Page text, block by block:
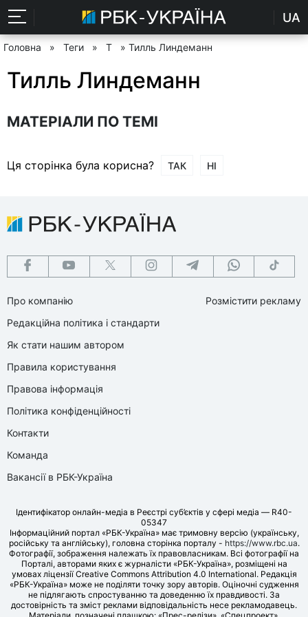
UA
Головна » Теги » Т » Тилль Линдеманн
Тилль Линдеманн
МАТЕРІАЛИ ПО ТЕМІ
Ця сторінка була корисна? ТАК НІ
Про компанію
Редакційна політика і стандарти
Як стати нашим автором
Правила користування
Правова інформація
Політика конфіденційності
Контакти
Команда
Вакансії в РБК-Україна
Розмістити рекламу
Ідентифікатор онлайн-медіа в Реєстрі суб’єктів у сфері медіа — R40-
05347
Інформаційний портал «РБК-Україна» має тримовну версію (українську,
російську та англійську), головна сторінка порталу - https://www.rbc.ua.
Фотографії, зображення належать їх правовласникам. Всі фотографії на
Порталі, авторами яких є журналісти «РБК-Україна», розміщені на
умовах ліцензії Creative Commons Attribution 4.0 International. Редакція
«РБК-Україна» може не поділяти точку зору авторів. Оціночні судження
не підлягають спростуванню та доведенню їх правдивості. За
достовірність та зміст реклами відповідальність несе рекламодавець.